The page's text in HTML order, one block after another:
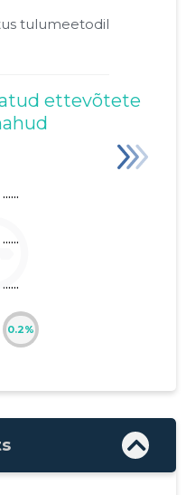
tulumeetodil
ettevõtete
......
......
......
0.2%